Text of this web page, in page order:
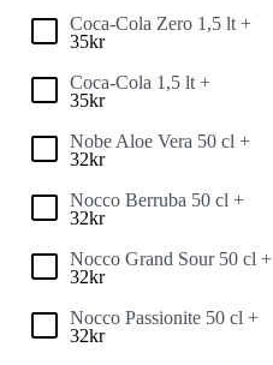
Coca-Cola Zero 1,5 lt +
35kr
Coca-Cola 1,5 lt +
35kr
Nobe Aloe Vera 50 cl +
32kr
Nocco Berruba 50 cl +
32kr
Nocco Grand Sour 50 cl +
32kr
Nocco Passionite 50 cl +
32kr